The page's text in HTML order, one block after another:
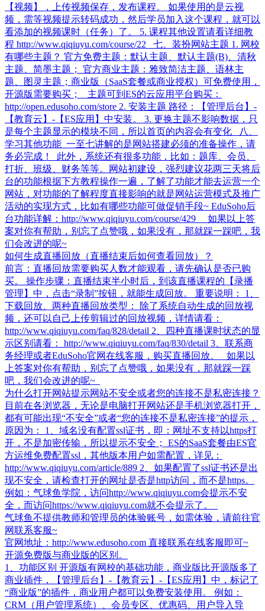
【视频】，上传视频保存，发布课程。 如果使用的是云视
频，需等视频提示转码成功，然后学员加入这个课程，就可以
看添加的视频课时（任务）了。 5. 课程其他设置请看详细教
程 http://www.qiqiuyu.com/course/22 七、装扮网站主题 1. 网校
有哪些主题？ 官方免费主题：默认主题、默认主题(B)、清秋
主题、简墨主题； 官方商业主题：雅致简洁主题、语林主
题、图灵主题；商业版（SaaS套餐或商业授权）可免费使用，
开源版需要购买； 主题可到ES的云应用平台购买：
http://open.edusoho.com/store 2. 安装主题 路径：【管理后台】-
【教育云】-【ES应用】中安装。 3. 更换主题不影响数据，只
是每个主题显示的模块不同，所以首页的内容会有变化 八、
学习其他功能 一至七讲解的是网站搭建必须的准备操作，请
务必完成！ 此外，系统还有很多功能，比如：题库、会员、
打折、班级、财务等等。网站初建设，强烈建议花两三天将后
台的功能根据下方教程操作一遍，了解了功能才能去运营一个
网站，对功能的了解程度直接影响的就是网站运营模式及推广
活动的实现方式，比如有哪些功能可做促销手段~ EduSoho后
台功能详解：http://www.qiqiuyu.com/course/429 如果以上答
案对你有帮助，别忘了点赞哦，如果没有，那就踩一踩吧，我
们会改进的呢~
如何生成直播回放（直播结束后如何查看回放）？
前言：直播回放需要购买人数才能观看，请先确认是否已购
买。 操作步骤：直播结束半小时后，到该直播课程的【录播
管理】中，点击“录制”按钮，就能生成回放。 重要说明： 1、
下载回放、两种直播回放类型： 除了系统自动生成的回放视
频，还可以自己上传剪辑过的回放视频，详情请看：
http://www.qiqiuyu.com/faq/828/detail 2、四种直播课时状态的显
示区别请看： http://www.qiqiuyu.com/faq/830/detail 3、联系商
务经理或者EduSoho官网在线客服，购买直播回放。 如果以
上答案对你有帮助，别忘了点赞哦，如果没有，那就踩一踩
吧，我们会改进的呢~
为什么打开网站提示网站不安全或者您的连接不是私密连接？
目前在各浏览器，无论是电脑打开网站还是手机浏览器打开，
都有可能出现“不安全”或者“您的连接不是私密连接”的提示，
原因为： 1、域名没有配置ssl证书，即：网址不支持以https打
开，不是加密传输，所以提示不安全； ES的SaaS套餐由ES官
方运维免费配置ssl，其他版本用户如需配置，详见：
http://www.qiqiuyu.com/article/889 2、如果配置了ssl证书还是出
现不安全，请检查打开的网址是否是http访问，而不是https。
例如：气球鱼学院，访问http://www.qiqiuyu.com会提示不安
全，而访问https://www.qiqiuyu.com就不会提示了。
气球鱼不提供教师和管理员的体验账号，如需体验，请前往官
网联系客服~
官网地址：http://www.edusoho.com 直接联系在线客服即可~
开源免费版与商业版的区别。
1、功能区别 开源版有网校的基础功能，商业版比开源版多了
商业插件，【管理后台】-【教育云】-【ES应用】中，标记了
“商业版”的插件，商业用户都可以免费安装使用。 例如：
CRM（用户管理系统）、会员专区、优惠码、用户导入导